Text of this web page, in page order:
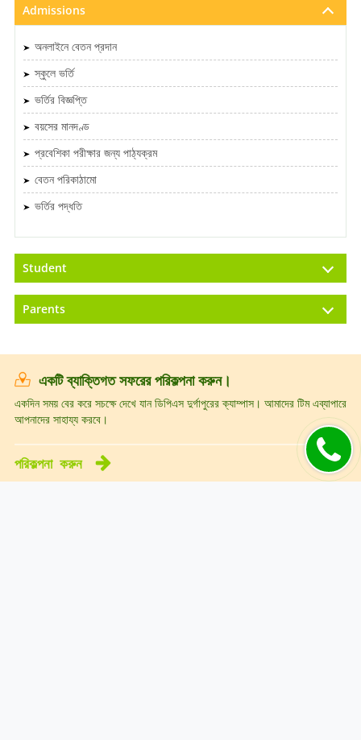
Admissions
অনলাইনে বেতন প্রদান
স্কুলে ভর্তি
ভর্তির বিজ্ঞপ্তি
বয়সের মানদণ্ড
প্রবেশিকা পরীক্ষার জন্য পাঠ্যক্রম
বেতন পরিকাঠামো
ভর্তির পদ্ধতি
Student
Parents
একটি ব্যাক্তিগত সফরের পরিকল্পনা করুন।
একদিন সময় বের করে সচক্ষে দেখে যান ডিপিএস দুর্গাপুরের ক্যাম্পাস। আমাদের টিম এব্যাপারে
আপনাদের সাহায্য করবে।
পরিকল্পনা করুন